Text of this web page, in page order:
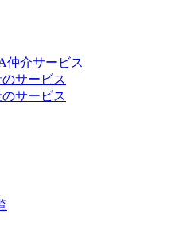
仲介サービス
サービス
サービス